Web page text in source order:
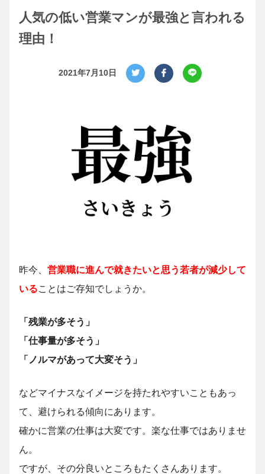
人気の低い営業マンが最強と言われる
理由！
2021年7月10日
昨今、 営業職に進んで就きたいと思う若者が減少して
いることはご存知でしょうか。
「残業が多そう」
「仕事量が多そう」
「ノルマがあって大変そう」
などマイナスなイメージを持たれやすいこともあっ
て、避けられる傾向にあります。
確かに営業の仕事は大変です。楽な仕事ではありませ
ん。
ですが、その分良いところもたくさんあります。